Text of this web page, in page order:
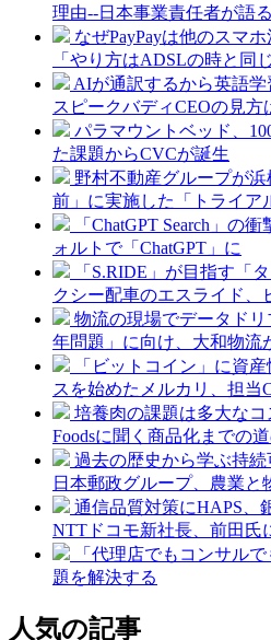
理由--日本事業責任者が語
なぜPayPayは他のスマ
「やり方はADSLの時と同
AIが通訳するから英語
スピークバディCEOの見方
パラマウントベッド、
た課題からCVCが誕生
野村不動産グループが
前」に実施した「トライア
「ChatGPT Search」の
ォルトで「ChatGPT」に
「S.RIDE」が目指す「
クシー配車のエスライド、
物流の現場でデータド
年問題」に向け、大和物流
「ビットコイン」に資
スを始めたメルカリ、担当
培養肉の課題は多大なコ
Foodsに聞く商品化までの道
過去の歴史から学ぶ持
日本郵政グループ、農業と
通信品質対策にHAPS、
NTTドコモ新社長、前田氏
「代理店でもコンサル
題を解決する
人気の記事